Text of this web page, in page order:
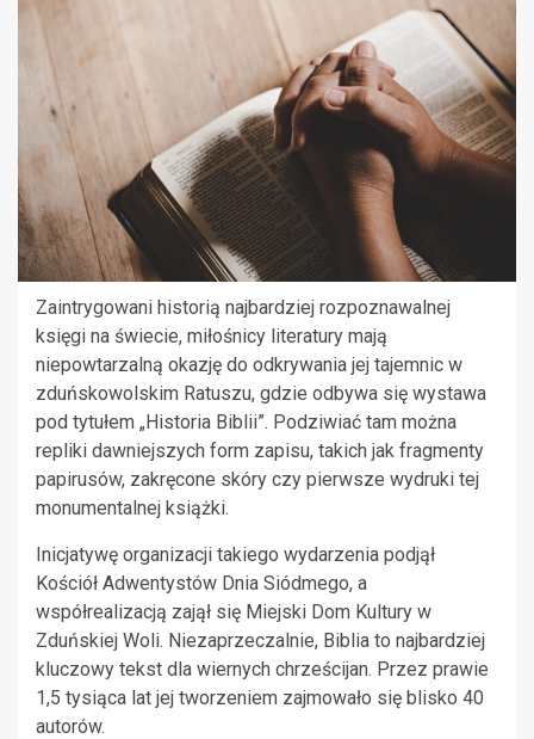
Zaintrygowani historią najbardziej rozpoznawalnej
księgi na świecie, miłośnicy literatury mają
niepowtarzalną okazję do odkrywania jej tajemnic w
zduńskowolskim Ratuszu, gdzie odbywa się wystawa
pod tytułem „Historia Biblii”. Podziwiać tam można
repliki dawniejszych form zapisu, takich jak fragmenty
papirusów, zakręcone skóry czy pierwsze wydruki tej
monumentalnej książki.
Inicjatywę organizacji takiego wydarzenia podjął
Kościół Adwentystów Dnia Siódmego, a
współrealizacją zajął się Miejski Dom Kultury w
Zduńskiej Woli. Niezaprzeczalnie, Biblia to najbardziej
kluczowy tekst dla wiernych chrześcijan. Przez prawie
1,5 tysiąca lat jej tworzeniem zajmowało się blisko 40
autorów.